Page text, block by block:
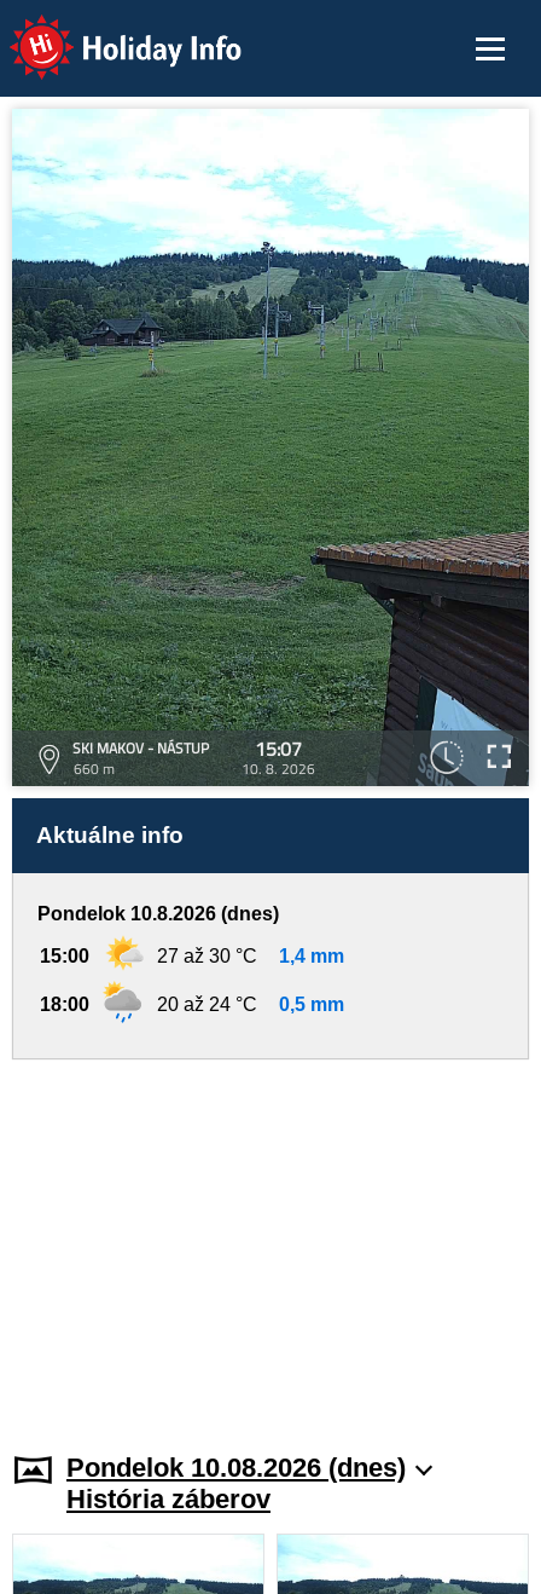
Holiday Info
SKI MAKOV - NÁSTUP
660 m
15:07
10. 8. 2026
Aktuálne info
Pondelok 10.8.2026 (dnes)
15:00 27 až 30 °C 1,4 mm
18:00 20 až 24 °C 0,5 mm
Pondelok 10.08.2026 (dnes)
História záberov